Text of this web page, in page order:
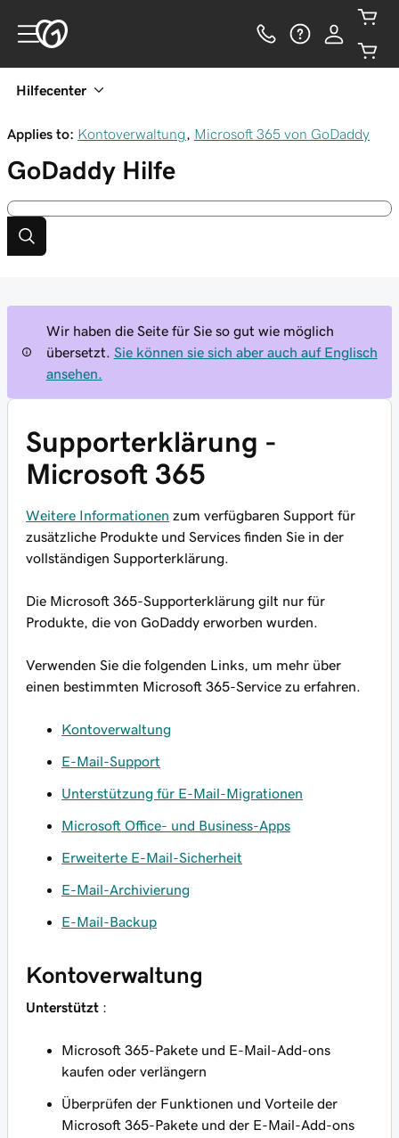
Hilfecenter
Applies to: Kontoverwaltung Microsoft 365 von GoDaddy
GoDaddy Hilfe
Wir haben die Seite für Sie so gut wie möglich
übersetzt.
Sie können sie sich aber auch auf Englisch
ansehen.
Supporterklärung -
Microsoft 365
Weitere Informationen zum verfügbaren Support für
zusätzliche Produkte und Services finden Sie in der
vollständigen Supporterklärung.
Die Microsoft 365-Supporterklärung gilt nur für
Produkte, die von GoDaddy erworben wurden.
Verwenden Sie die folgenden Links, um mehr über
einen bestimmten Microsoft 365-Service zu erfahren.
Kontoverwaltung
E-Mail-Support
Unterstützung für E-Mail-Migrationen
Microsoft Office- und Business-Apps
Erweiterte E-Mail-Sicherheit
E-Mail-Archivierung
E-Mail-Backup
Kontoverwaltung
Unterstützt :
Microsoft 365-Pakete und E-Mail-Add-ons
kaufen oder verlängern
Überprüfen der Funktionen und Vorteile der
Microsoft 365-Pakete und der E-Mail-Add-ons